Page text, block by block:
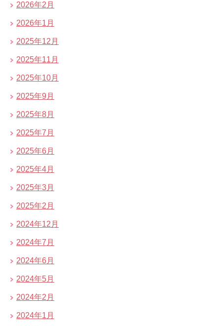
2026年2月
2026年1月
2025年12月
2025年11月
2025年10月
2025年9月
2025年8月
2025年7月
2025年6月
2025年4月
2025年3月
2025年2月
2024年12月
2024年7月
2024年6月
2024年5月
2024年2月
2024年1月